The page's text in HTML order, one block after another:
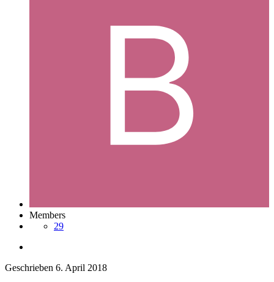
Members
29
Geschrieben 6. April 2018